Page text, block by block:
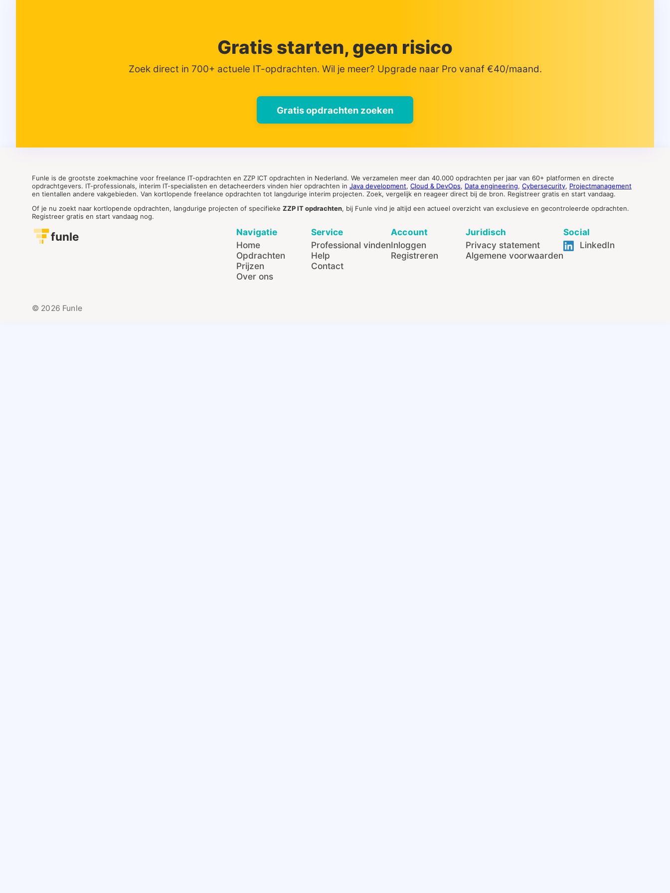
Gratis starten, geen risico
Zoek direct in 700+ actuele IT-opdrachten. Wil je meer? Upgrade naar Pro vanaf €40/maand.
Gratis opdrachten zoeken
Funle is de grootste zoekmachine voor freelance IT-opdrachten en ZZP ICT opdrachten in Nederland. We verzamelen meer dan 40.000 opdrachten per jaar van 60+ platformen en directe
opdrachtgevers. IT-professionals, interim IT-specialisten en detacheerders vinden hier opdrachten in Java development, Cloud & DevOps, Data engineering, Cybersecurity, Projectmanagement
en tientallen andere vakgebieden. Van kortlopende freelance opdrachten tot langdurige interim projecten. Zoek, vergelijk en reageer direct bij de bron. Registreer gratis en start vandaag.
Of je nu zoekt naar kortlopende opdrachten, langdurige projecten of specifieke ZZP IT opdrachten, bij Funle vind je altijd een actueel overzicht van exclusieve en gecontroleerde opdrachten.
Registreer gratis en start vandaag nog.
funle
Navigatie
Home
Opdrachten
Prijzen
Over ons
Service
Professional vinden
Help
Contact
Account
Inloggen
Registreren
Juridisch
Privacy statement
Algemene voorwaarden
Social
LinkedIn
© 2026 Funle